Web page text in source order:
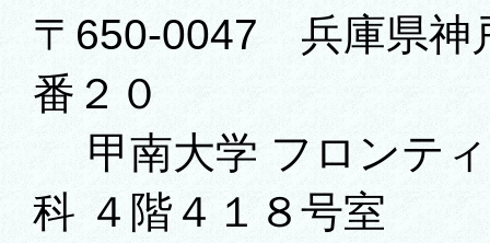
〒650-0047 兵庫県神
番２０
甲南大学 フロンティ
科 ４階４１８号室